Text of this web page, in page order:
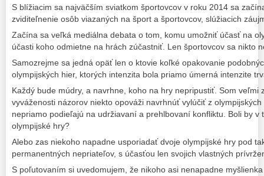
S blížiacim sa najväčším sviatkom športovcov v roku 2014 sa
zviditeľnenie osôb viazaných na šport a športovcov, slúžiacich
Začína sa veľká mediálna debata o tom, komu umožniť účasť na
účasti koho odmietne na hrách zúčastniť. Len športovcov sa nikto
Samozrejme sa jedná opäť len o ktovie koľké opakovanie
olympijských hier, ktorých intenzita bola priamo úmerná intenzite
Každý bude múdry, a navrhne, koho na hry nepripustiť. Som veľmi
vyváženosti názorov niekto opováži navrhnúť vylúčiť z
nepriamo podieľajú na udržiavaní a prehlbovaní konfliktu. Boli by v
olympijské hry?
Alebo zas niekoho napadne usporiadať dvoje olympijské hry pod
permanentných nepriateľov, s účasťou len svojich vlastných
S poľutovaním si uvedomujem, že nikoho asi nenapadne